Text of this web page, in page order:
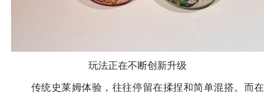
玩法正在不断创新升级
传统史莱姆体验，往往停留在揉捏和简单混搭。而在